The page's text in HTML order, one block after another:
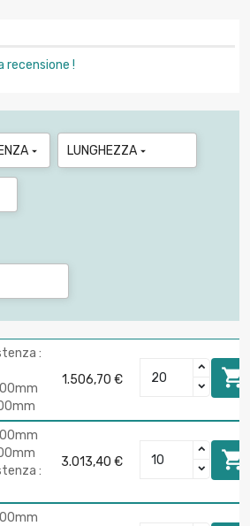
recensione !
 LUNGHEZZA 
:
1.506,70 € 
:
3.013,40 € 